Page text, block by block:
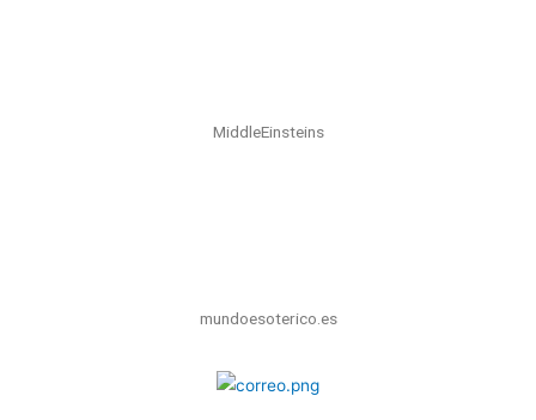
MiddleEinsteins
mundoesoterico.es